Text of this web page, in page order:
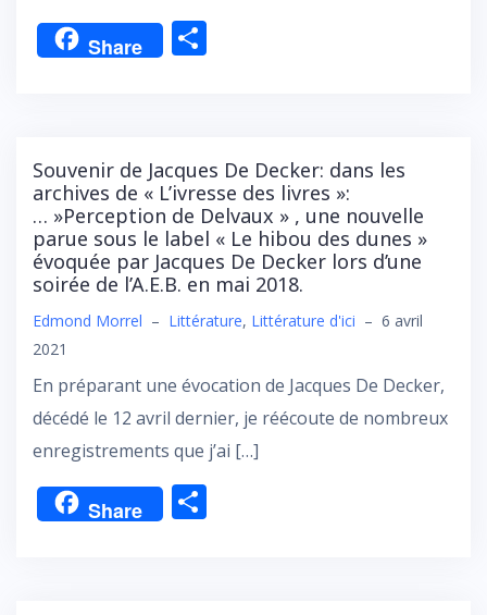
Share
er
Souvenir de Jacques De Decker: dans les
archives de « L’ivresse des livres »:
… »Perception de Delvaux » , une nouvelle
parue sous le label « Le hibou des dunes »
évoquée par Jacques De Decker lors d’une
soirée de l’A.E.B. en mai 2018.
Edmond Morrel – Littérature, Littérature d'ici – 6 avril
2021
En préparant une évocation de Jacques De Decker,
décédé le 12 avril dernier, je réécoute de nombreux
enregistrements que j’ai […]
Share